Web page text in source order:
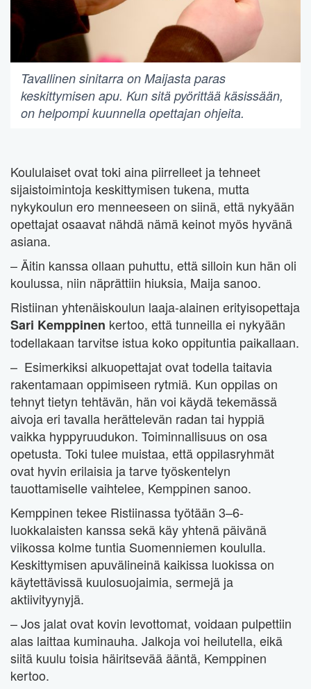
Tavallinen sinitarra on Maijasta paras
keskittymisen apu. Kun sitä pyörittää käsissään,
on helpompi kuunnella opettajan ohjeita.
Koululaiset ovat toki aina piirrelleet ja tehneet
sijaistoimintoja keskittymisen tukena, mutta
nykykoulun ero menneeseen on siinä, että nykyään
opettajat osaavat nähdä nämä keinot myös hyvänä
asiana.
– Äitin kanssa ollaan puhuttu, että silloin kun hän oli
koulussa, niin näprättiin hiuksia, Maija sanoo.
Ristiinan yhtenäiskoulun laaja-alainen erityisopettaja
Sari Kemppinen kertoo, että tunneilla ei nykyään
todellakaan tarvitse istua koko oppituntia paikallaan.
– Esimerkiksi alkuopettajat ovat todella taitavia
rakentamaan oppimiseen rytmiä. Kun oppilas on
tehnyt tietyn tehtävän, hän voi käydä tekemässä
aivoja eri tavalla herättelevän radan tai hyppiä
vaikka hyppyruudukon. Toiminnallisuus on osa
opetusta. Toki tulee muistaa, että oppilasryhmät
ovat hyvin erilaisia ja tarve työskentelyn
tauottamiselle vaihtelee, Kemppinen sanoo.
Kemppinen tekee Ristiinassa työtään 3–6-
luokkalaisten kanssa sekä käy yhtenä päivänä
viikossa kolme tuntia Suomenniemen koululla.
Keskittymisen apuvälineinä kaikissa luokissa on
käytettävissä kuulosuojaimia, sermejä ja
aktiivityynyjä.
– Jos jalat ovat kovin levottomat, voidaan pulpettiin
alas laittaa kuminauha. Jalkoja voi heilutella, eikä
siitä kuulu toisia häiritsevää ääntä, Kemppinen
kertoo.